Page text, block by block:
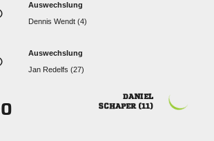
Auswechslung
  
Auswechslung
  

 
